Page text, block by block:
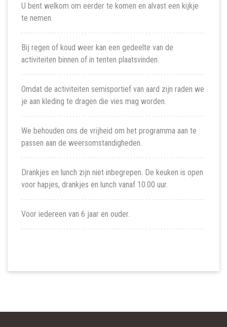
U bent welkom om eerder te komen en alvast een kijkje
te nemen.
Bij regen of koud weer kan een gedeelte van de
activiteiten binnen of in tenten plaatsvinden.
Omdat de activiteiten semisportief van aard zijn raden we
je aan kleding te dragen die vies mag worden.
We behouden ons de vrijheid om het programma aan te
passen aan de weersomstandigheden.
Drankjes en lunch zijn niet inbegrepen. De keuken is open
voor hapjes, drankjes en lunch vanaf 10.00 uur.
Voor iedereen van 6 jaar en ouder.